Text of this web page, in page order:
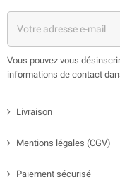
Vous pouvez vous
informations de contact
Livraison
Mentions légales (CGV)
Paiement sécurisé